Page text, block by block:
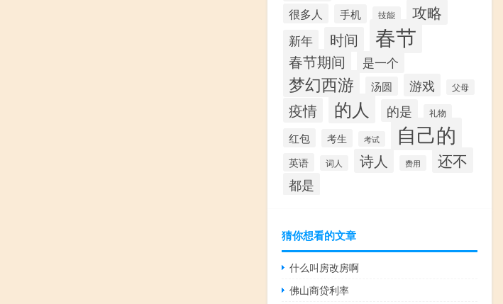
很多人 手机 技能 攻略
新年 时间 春节
春节期间 是一个
梦幻西游 汤圆 游戏 父母
疫情 的人 的是 礼物
红包 考生 考试 自己的
英语 词人 诗人 费用 还不
都是
猜你想看的文章
什么叫房改房啊
佛山商贷利率